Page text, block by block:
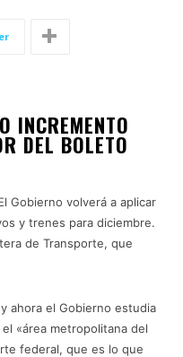
INCREMENTO
DEL BOLETO
Gobierno volverá a aplicar
y trenes para diciembre.
de Transporte, que
ahora el Gobierno estudia
«área metropolitana del
federal, que es lo que